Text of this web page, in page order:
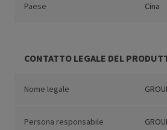
Paese Cina
CONTATTO LEGALE DEL
Nome legale
Persona responsabile